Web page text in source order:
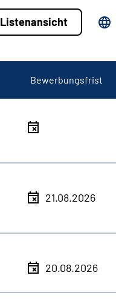
Listenansicht
Bewerbungsfrist
21.08.2026
20.08.2026